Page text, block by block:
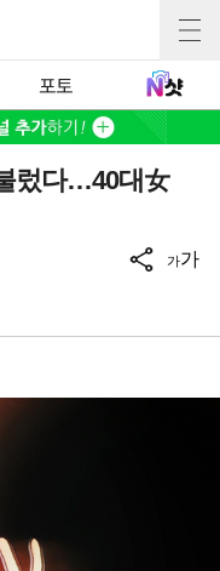
포토
렀다…40대女
가가